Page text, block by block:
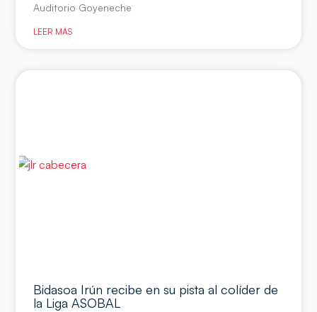
Auditorio Goyeneche
LEER MÁS
Bidasoa Irún recibe en su pista al colíder de
la Liga ASOBAL